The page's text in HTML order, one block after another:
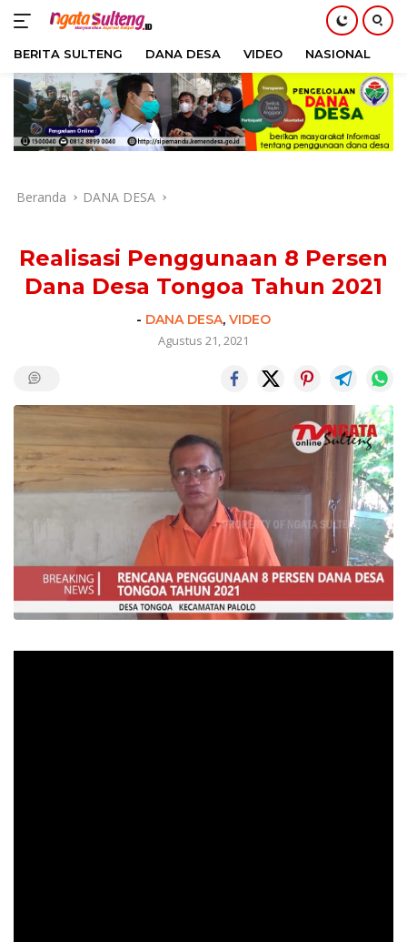
Langsung
konten
BERITA SULTENG DANA DESA VIDEO NASIONAL
Beranda DANA DESA
Realisasi Penggunaan 8 Persen
Dana Desa Tongoa Tahun 2021
- DANA DESA, VIDEO
Agustus 21, 2021